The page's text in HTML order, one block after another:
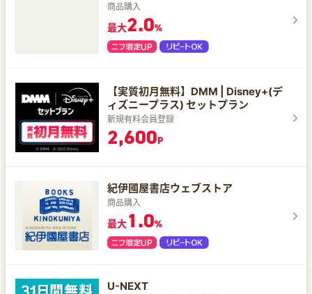
商品購入
最大2.0%
【実質初月無料】DMM | Disney+(デ
ィズニープラス) セットプラン
新規有料会員登録
2,600P
紀伊國屋書店ウェブストア
商品購入
最大1.0%
U-NEXT